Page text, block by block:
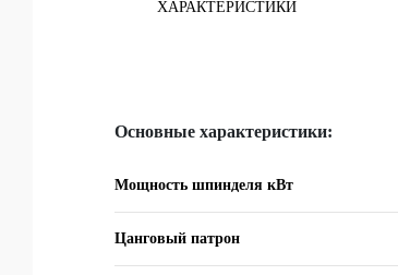
ХАРАКТЕРИСТИКИ
Основные характеристики:
Мощность шпинделя кВт
Цанговый патрон